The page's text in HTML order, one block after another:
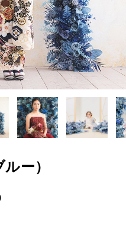
ー）